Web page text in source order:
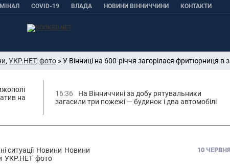
COVID-19 ВЛАДА НОВИНИ ВІННИЧЧИНИ КОНТАКТИ
, УКР.НЕТ, фото » У Вінниці на 600-річчя загорілася фритюрниця в
на
16:36
На Вінниччині за добу рятувальники
загасили три пожежі — будинок і два автомобілі
ситуації Новини Новини
УКР.НЕТ фото
10